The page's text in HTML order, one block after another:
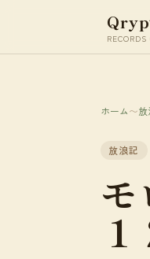
ホーム〜
放浪記